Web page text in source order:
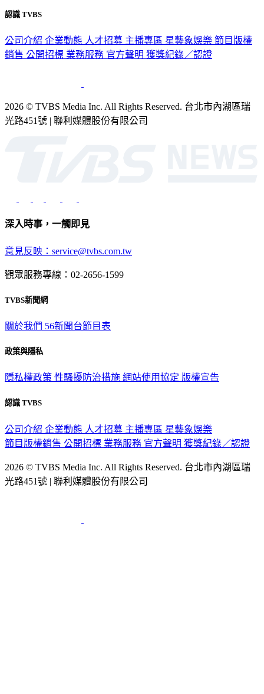
認識 TVBS
公司介紹 企業動態 人才招募 主播專區 星藝象娛樂 節目版權
銷售 公開招標 業務服務 官方聲明 獲獎紀錄／認證
2026 © TVBS Media Inc. All Rights Reserved. 台北市內湖區瑞
光路451號 | 聯利媒體股份有限公司
深入時事，一觸即見
意見反映：service@tvbs.com.tw
觀眾服務專線：02-2656-1599
TVBS新聞網
關於我們 56新聞台節目表
政策與隱私
隱私權政策 性騷擾防治措施 網站使用協定 版權宣告
認識 TVBS
公司介紹 企業動態 人才招募 主播專區 星藝象娛樂
節目版權銷售 公開招標 業務服務 官方聲明 獲獎紀錄／認證
2026 © TVBS Media Inc. All Rights Reserved. 台北市內湖區瑞
光路451號 | 聯利媒體股份有限公司